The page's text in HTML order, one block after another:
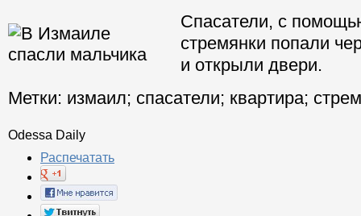
Спасатели, с
стремянки попали
и открыли двери.
Метки: измаил; спасатели; квартира;
Odessa Daily
Распечатать